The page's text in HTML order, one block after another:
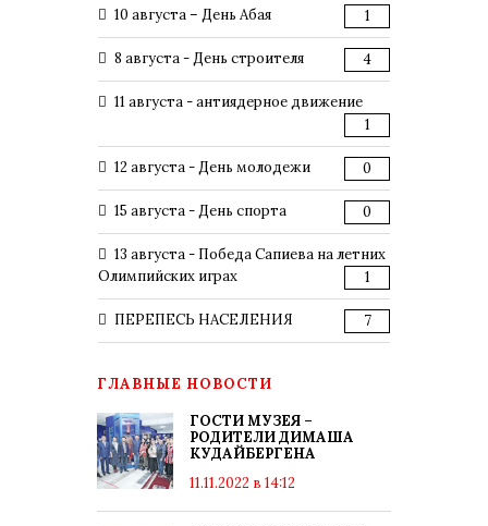
10 августа – День Абая 1
8 августа - День строителя 4
11 августа - антиядерное движение
1
12 августа - День молодежи 0
15 августа - День спорта 0
13 августа - Победа Сапиева на летних
Олимпийских играх
1
ПЕРЕПЕСЬ НАСЕЛЕНИЯ 7
ГЛАВНЫЕ НОВОСТИ
ГОСТИ МУЗЕЯ –
РОДИТЕЛИ ДИМАША
КУДАЙБЕРГЕНА
11.11.2022 в 14:12